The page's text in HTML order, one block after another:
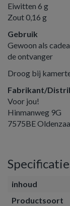
Eiwitten 6 g
Zout 0,16 g
Gebruik
Gewoon als
de ontvanger
Droog bij
Fabrikant/
Voor jou!
Hinmanweg 9G
7575BE
inhoud
Productsoort